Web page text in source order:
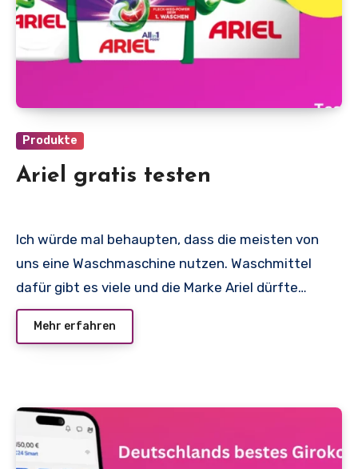
Produkte
Ariel gratis testen
Ich würde mal behaupten, dass die meisten von
uns eine Waschmaschine nutzen. Waschmittel
dafür gibt es viele und die Marke Ariel dürfte…
Mehr erfahren